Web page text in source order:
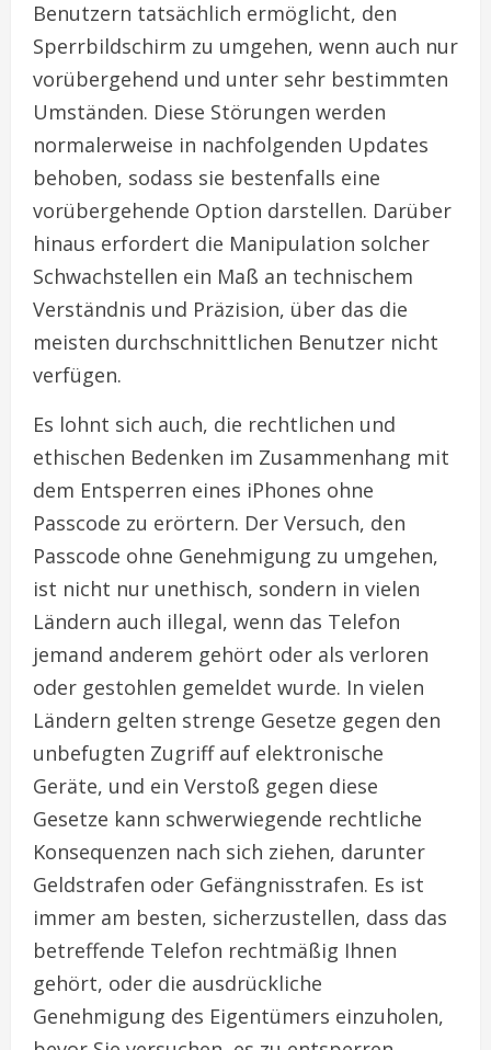
Benutzern tatsächlich ermöglicht, den
Sperrbildschirm zu umgehen, wenn auch nur
vorübergehend und unter sehr bestimmten
Umständen. Diese Störungen werden
normalerweise in nachfolgenden Updates
behoben, sodass sie bestenfalls eine
vorübergehende Option darstellen. Darüber
hinaus erfordert die Manipulation solcher
Schwachstellen ein Maß an technischem
Verständnis und Präzision, über das die
meisten durchschnittlichen Benutzer nicht
verfügen.
Es lohnt sich auch, die rechtlichen und
ethischen Bedenken im Zusammenhang mit
dem Entsperren eines iPhones ohne
Passcode zu erörtern. Der Versuch, den
Passcode ohne Genehmigung zu umgehen,
ist nicht nur unethisch, sondern in vielen
Ländern auch illegal, wenn das Telefon
jemand anderem gehört oder als verloren
oder gestohlen gemeldet wurde. In vielen
Ländern gelten strenge Gesetze gegen den
unbefugten Zugriff auf elektronische
Geräte, und ein Verstoß gegen diese
Gesetze kann schwerwiegende rechtliche
Konsequenzen nach sich ziehen, darunter
Geldstrafen oder Gefängnisstrafen. Es ist
immer am besten, sicherzustellen, dass das
betreffende Telefon rechtmäßig Ihnen
gehört, oder die ausdrückliche
Genehmigung des Eigentümers einzuholen,